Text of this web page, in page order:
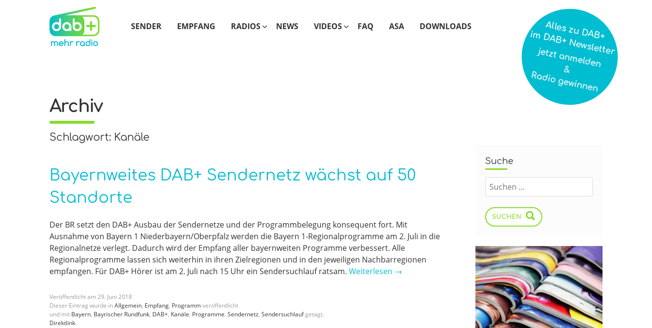
SENDER EMPFANG RADIOS NEWS VIDEOS FAQ ASA DOWNLOADS
Archiv
Schlagwort: Kanäle
Bayernweites DAB+ Sendernetz wächst auf 50
Standorte
Der BR setzt den DAB+ Ausbau der Sendernetze und der Programmbelegung konsequent fort. Mit
Ausnahme von Bayern 1 Niederbayern/Oberpfalz werden die Bayern 1-Regionalprogramme am 2. Juli in die
Regionalnetze verlegt. Dadurch wird der Empfang aller bayernweiten Programme verbessert. Alle
Regionalprogramme lassen sich weiterhin in ihren Zielregionen und in den jeweiligen Nachbarregionen
empfangen. Für DAB+ Hörer ist am 2. Juli nach 15 Uhr ein Sendersuchlauf ratsam. Weiterlesen →
Veröffentlicht am 29. Juni 2018
Dieser Eintrag wurde inAllgemein, Empfang, Programmveröffentlicht
und mit Bayern, Bayrischer Rundfunk, DAB+, Kanäle, Programme, Sendernetz, Sendersuchlaufgetagt.
Direktlink.
Suche
SUCHEN
Alles zu DAB+
im DAB+ Newsletter
jetzt anmelden
&
Radio gewinnen